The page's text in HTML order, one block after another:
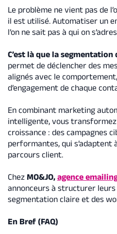
Le problème ne vient pas de
il est utilisé. Automatiser un
l’on ne sait pas à qui on
C’est là que la
permet de déclencher des
alignés avec le
d’engagement de chaque
En combinant marketing
intelligente, vous
croissance : des campagnes
performantes, qui s’adaptent
parcours client.
Chez MO&JO, agence
annonceurs à structurer
segmentation claire et des
En Bref (FAQ)